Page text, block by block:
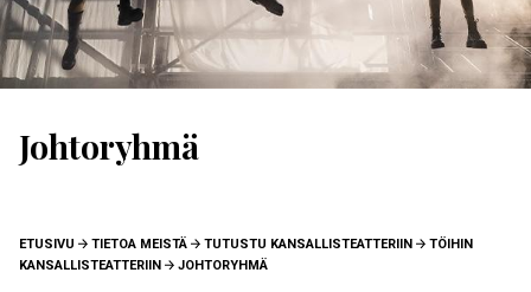
Johtoryhmä
MURUPOLKU
ETUSIVU TIETOA MEISTÄ TUTUSTU KANSALLISTEATTERIIN
TÖIHIN
KANSALLISTEATTERIIN
JOHTORYHMÄ